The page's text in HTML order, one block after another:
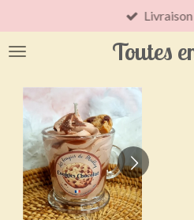
au
contenu
Toutes